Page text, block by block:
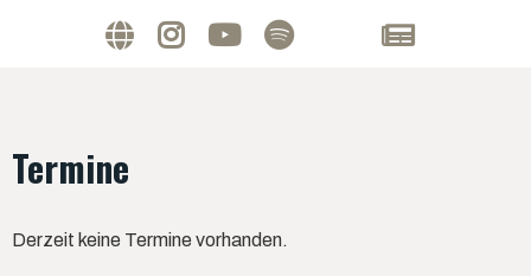
Termine
Derzeit keine Termine vorhanden.